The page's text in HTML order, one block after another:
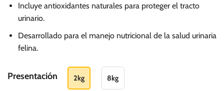
Incluye antioxidantes naturales para proteger el tracto
urinario.
Desarrollado para el manejo nutricional de la salud urinaria
felina.
Presentación 2kg 8kg